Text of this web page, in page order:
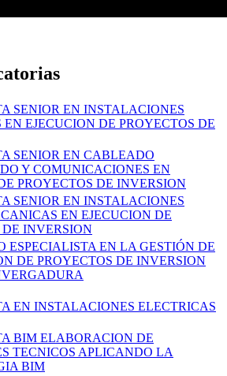
SENIOR EN INSTALACIONES
EJECUCION DE PROYECTOS DE
SENIOR EN CABLEADO
Y COMUNICACIONES EN
PROYECTOS DE INVERSION
SENIOR EN INSTALACIONES
EN EJECUCION DE
INVERSION
ESPECIALISTA EN LA GESTIÓN DE
DE PROYECTOS DE INVERSION
EN INSTALACIONES ELECTRICAS
BIM ELABORACION DE
TECNICOS APLICANDO LA
BIM